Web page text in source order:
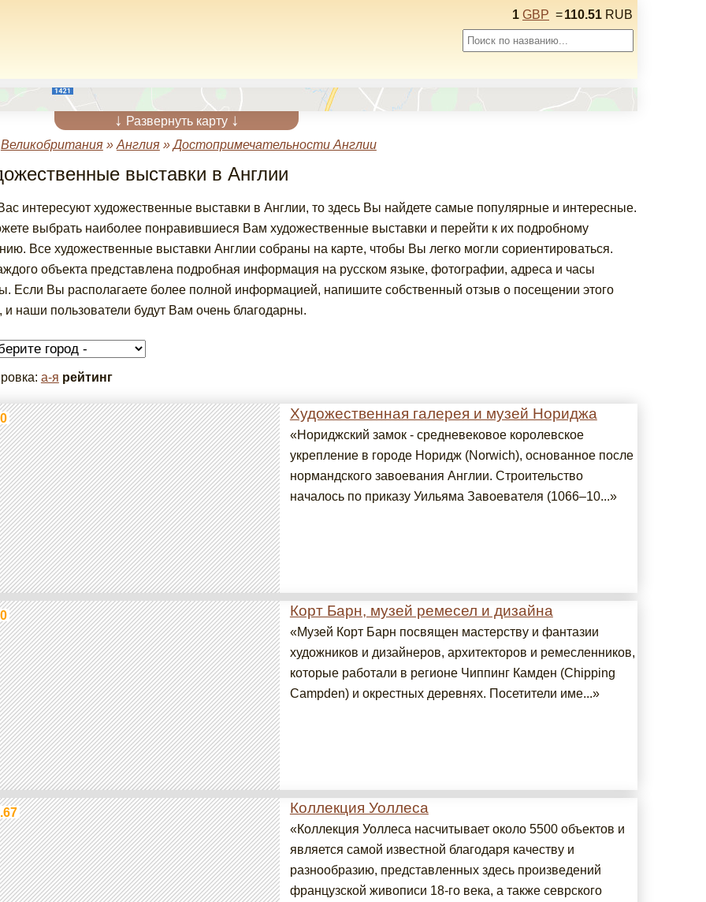
1 GBP =110.51 RUB
↓ Развернуть карту ↓
Великобритания» Англия»Достопримечательности Англии
выставки в Англии
интересуют художественные выставки в Англии, то здесь Вы найдете самые популярные и интересные.
выбрать наиболее понравившиеся Вам художественные выставки и перейти к их подробному
Все художественные выставки Англии собраны на карте, чтобы Вы легко могли сориентироваться.
объекта представлена подробная информация на русском языке, фотографии, адреса и часы
Если Вы располагаете более полной информацией, напишите собственный отзыв о посещении этого
и наши пользователи будут Вам очень благодарны.
а-я рейтинг
Художественная галерея и музей Нориджа
«Нориджский замок - средневековое королевское
укрепление в городе Норидж (Norwich), основанное после
нормандского завоевания Англии. Строительство
началось по приказу Уильяма Завоевателя (1066–10...»
Корт Барн, музей ремесел и дизайна
«Музей Корт Барн посвящен мастерству и фантазии
художников и дизайнеров, архитекторов и ремесленников,
которые работали в регионе Чиппинг Камден (Chipping
Campden) и окрестных деревнях. Посетители име...»
Коллекция Уоллеса
«Коллекция Уоллеса насчитывает около 5500 объектов и
является самой известной благодаря качеству и
разнообразию, представленных здесь произведений
французской живописи 18-го века, а также севрского